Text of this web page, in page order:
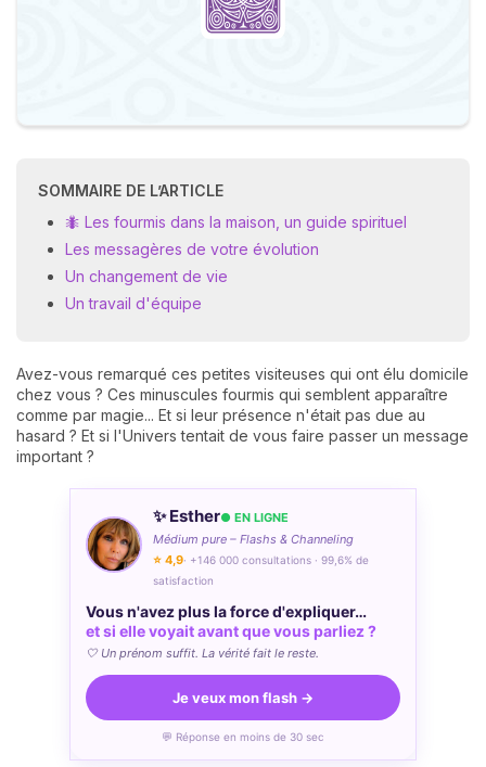
SOMMAIRE DE L’ARTICLE
🐜 Les fourmis dans la maison, un guide spirituel
Les messagères de votre évolution
Un changement de vie
Un travail d'équipe
Avez-vous remarqué ces petites visiteuses qui ont élu domicile
chez vous ? Ces minuscules fourmis qui semblent apparaître
comme par magie... Et si leur présence n'était pas due au
hasard ? Et si l'Univers tentait de vous faire passer un message
important ?
✨ Esther● EN LIGNE
Médium pure – Flashs & Channeling
⭐ 4,9· +146 000 consultations · 99,6% de
satisfaction
Vous n'avez plus la force d'expliquer…
et si elle voyait avant que vous parliez ?
🤍 Un prénom suffit. La vérité fait le reste.
Je veux mon flash →
💬 Réponse en moins de 30 sec